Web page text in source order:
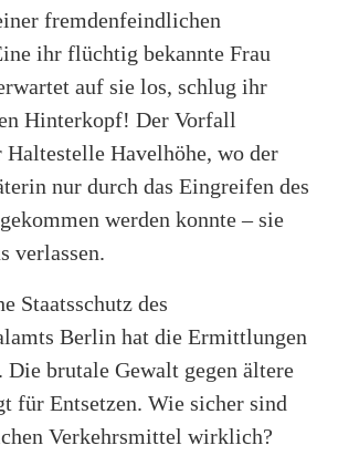
fremdenfeindlichen
ihr flüchtig bekannte Frau
auf sie los, schlug ihr
Hinterkopf! Der Vorfall
Haltestelle Havelhöhe, wo der
nur durch das Eingreifen des
werden konnte – sie
verlassen.
Staatsschutz des
Berlin hat die Ermittlungen
Die brutale Gewalt gegen ältere
für Entsetzen. Wie sicher sind
Verkehrsmittel wirklich?